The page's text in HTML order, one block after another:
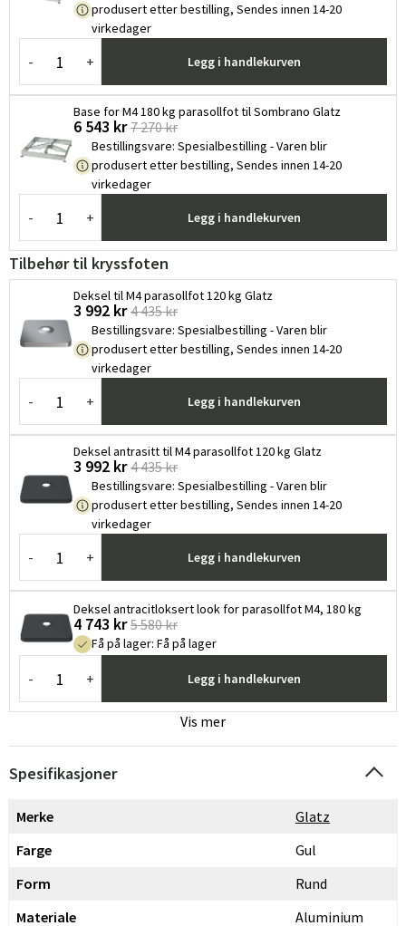
Sverige
Norge
Suomi
produsert etter bestilling, Sendes innen 14-20
virkedager
- + Legg i handlekurven
Base for M4 180 kg parasollfot til Sombrano Glatz
6 543 kr 7 270 kr
Bestillingsvare: Spesialbestilling - Varen blir
produsert etter bestilling, Sendes innen 14-20
virkedager
- + Legg i handlekurven
Tilbehør til kryssfoten
Deksel til M4 parasollfot 120 kg Glatz
3 992 kr 4 435 kr
Bestillingsvare: Spesialbestilling - Varen blir
produsert etter bestilling, Sendes innen 14-20
virkedager
- + Legg i handlekurven
Deksel antrasitt til M4 parasollfot 120 kg Glatz
3 992 kr 4 435 kr
Bestillingsvare: Spesialbestilling - Varen blir
produsert etter bestilling, Sendes innen 14-20
virkedager
- + Legg i handlekurven
Deksel antracitloksert look for parasollfot M4, 180 kg
4 743 kr 5 580 kr
Få på lager: Få på lager
- + Legg i handlekurven
Vis mer
Spesifikasjoner
Merke
Glatz
Farge
Gul
Form
Rund
Materiale
Aluminium